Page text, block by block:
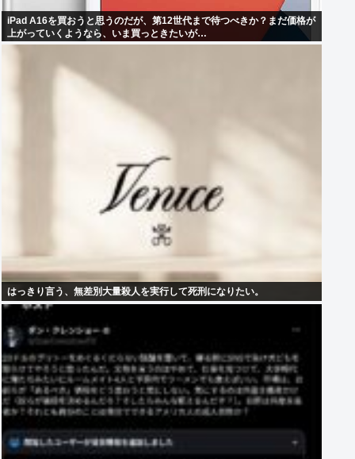
iPad A16を買おうと思うのだが、第12世代まで待つべきか？まだ価格が
上がっていくようなら、いま買っときたいが…
はっきり言う、無差別大量殺人を実行して死刑になりたい。